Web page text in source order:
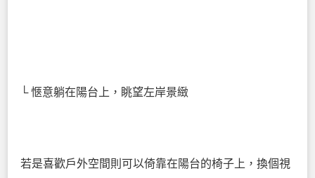
└ 愜意躺在陽台上，眺望左岸景緻
若是喜歡戶外空間則可以倚靠在陽台的椅子上，換個視